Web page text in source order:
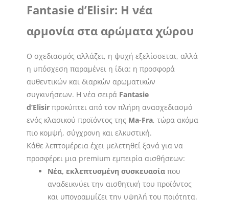
Fantasie d’Elisir: Η νέα
αρμονία στα αρώματα χώρου
Ο σχεδιασμός αλλάζει, η ψυχή εξελίσσεται, αλλά
η υπόσχεση παραμένει η ίδια: η προσφορά
αυθεντικών και διαρκών αρωματικών
συγκινήσεων. Η νέα σειρά Fantasie
d’Elisir προκύπτει από τον πλήρη ανασχεδιασμό
ενός κλασικού προϊόντος της Ma-Fra, τώρα ακόμα
πιο κομψή, σύγχρονη και ελκυστική.
Κάθε λεπτομέρεια έχει μελετηθεί ξανά για να
προσφέρει μια premium εμπειρία αισθήσεων:
Νέα, εκλεπτυσμένη συσκευασία που
αναδεικνύει την αισθητική του προϊόντος
και υπογραμμίζει την υψηλή του ποιότητα.